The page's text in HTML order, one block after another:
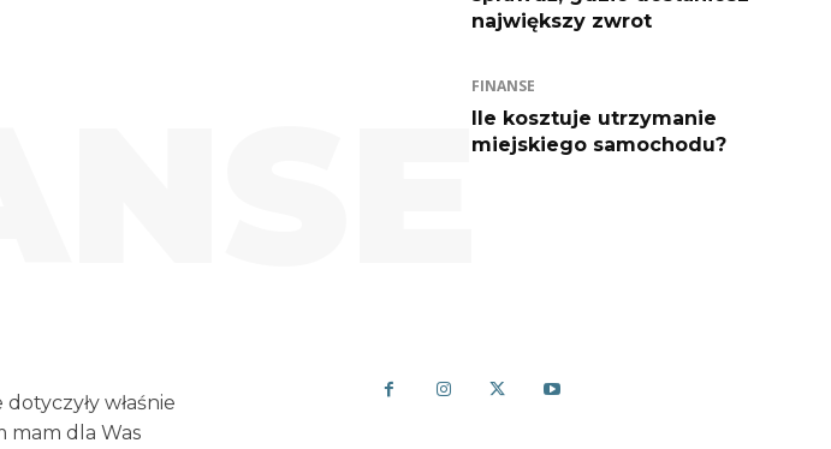
największy zwrot
FINANSE
Ile kosztuje utrzymanie
miejskiego samochodu?
właśnie
mam dla Was